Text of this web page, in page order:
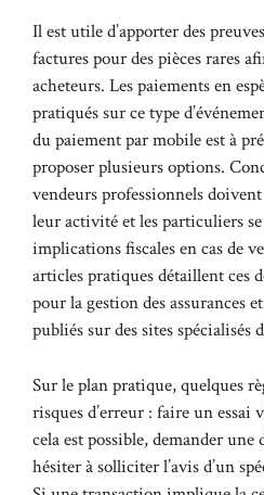
Il est utile d’apporter des
factures pour des pièces rares
acheteurs. Les paiements en
pratiqués sur ce type
du paiement par mobile est à
proposer plusieurs options.
vendeurs professionnels
leur activité et les particuliers
implications fiscales en cas de
articles pratiques détaillent ces
pour la gestion des assurances
publiés sur des sites spécialisés
Sur le plan pratique, quelques
risques d’erreur : faire un
cela est possible, demander
hésiter à solliciter l’avis d’un